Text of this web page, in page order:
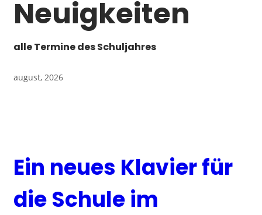
Neuigkeiten
alle Termine des Schuljahres
august, 2026
Ein neues Klavier für
die Schule im